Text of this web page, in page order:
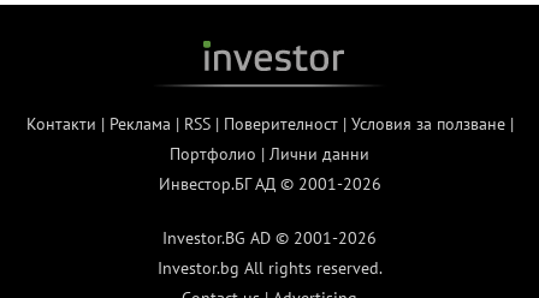
Контакти | Реклама | RSS| Поверителност| Условия за ползване|
Портфолио | Лични данни
Инвестор.БГ АД © 2001-2026
Investor.BG AD © 2001-2026
Investor.bg All rights reserved.